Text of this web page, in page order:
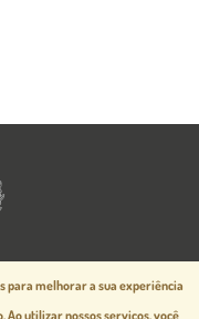
para melhorar a sua experiência
Ao utilizar nossos serviços, você